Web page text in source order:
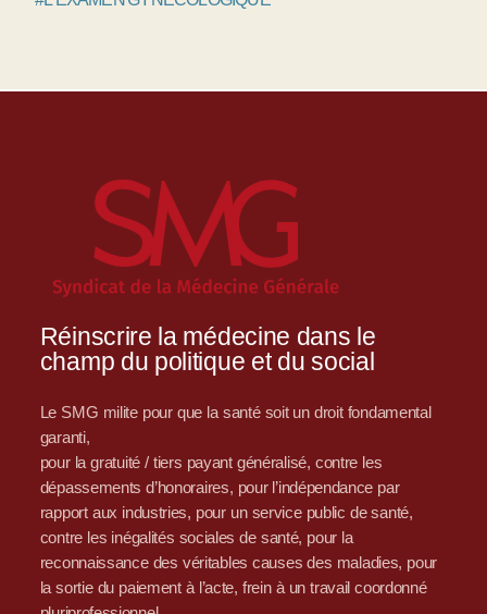
Réinscrire la médecine dans le
champ du politique et du social
Le SMG milite pour que la santé soit un droit fondamental
garanti,
pour la gratuité / tiers payant généralisé, contre les
dépassements d’honoraires, pour l’indépendance par
rapport aux industries, pour un service public de santé,
contre les inégalités sociales de santé, pour la
reconnaissance des véritables causes des maladies, pour
la sortie du paiement à l’acte, frein à un travail coordonné